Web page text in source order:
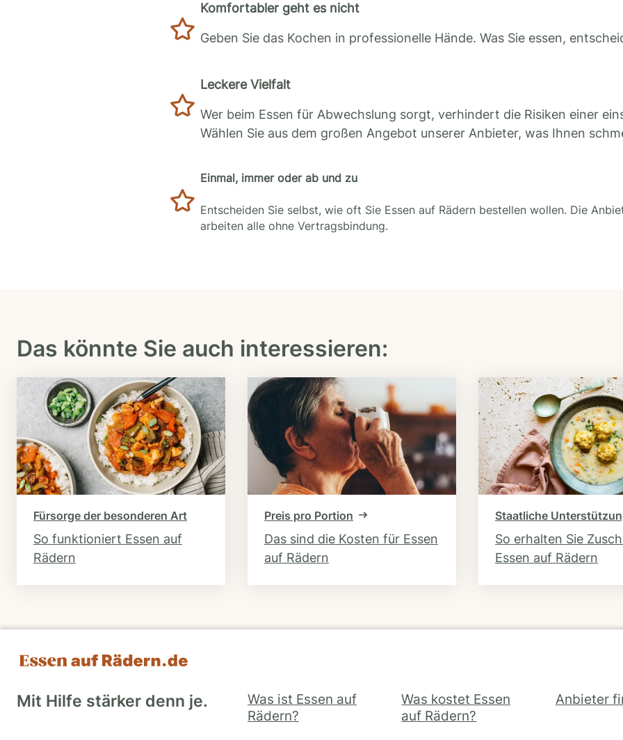
Komfortabler geht es nicht
Geben Sie das Kochen in professionelle Hände. Was Sie essen,
Leckere Vielfalt
Wer beim Essen für Abwechslung sorgt, verhindert die Risiken einer
Wählen Sie aus dem großen Angebot unserer Anbieter, was Ihnen
Einmal, immer oder ab und zu
Entscheiden Sie selbst, wie oft Sie Essen auf Rädern bestellen wollen. Die
arbeiten alle ohne Vertragsbindung.
Das könnte Sie auch interessieren:
Fürsorge der besonderen Art
So funktioniert Essen auf
Rädern
Preis pro Portion
Das sind die Kosten für Essen
auf Rädern
Staatliche
So erhalten Sie
Essen auf Rädern
Mit Hilfe stärker denn je.
Was ist Essen auf
Rädern?
Was kostet Essen
auf Rädern?
Anbieter